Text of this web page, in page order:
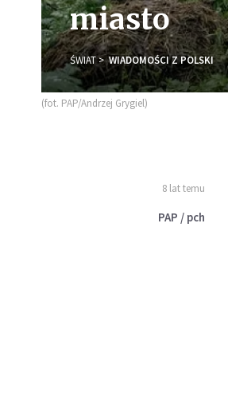
miasto
ŚWIAT WIADOMOŚCI Z POLSKI
(fot. PAP/Andrzej Grygiel)
8 lat temu
PAP / pch